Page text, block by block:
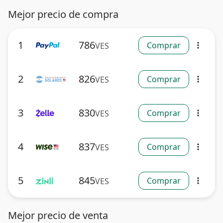
Mejor precio de compra
1 786VES Comprar more_vert
2 826VES Comprar more_vert
3 830VES Comprar more_vert
4 837VES Comprar more_vert
5 845VES Comprar more_vert
Mejor precio de venta